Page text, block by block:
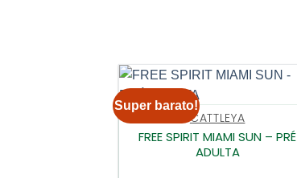
Super barato!
CATTLEYA
FREE SPIRIT MIAMI SUN – PRÉ
ADULTA